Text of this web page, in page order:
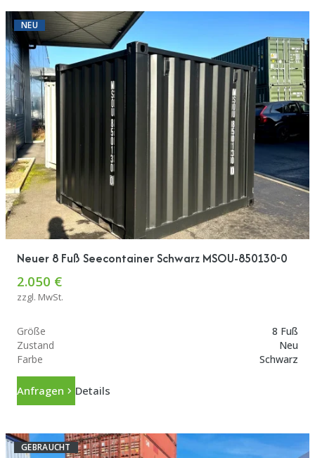
NEU
Neuer 8 Fuß Seecontainer Schwarz MSOU-850130-0
2.050 €
zzgl. MwSt.
Größe
8 Fuß
Zustand
Neu
Farbe
Schwarz
Anfragen Details
GEBRAUCHT